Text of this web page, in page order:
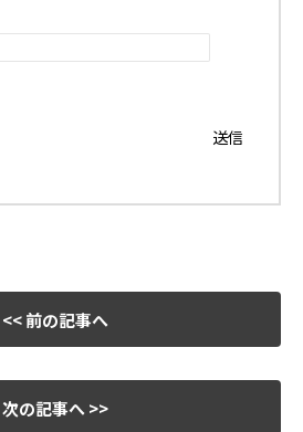
<< 前の記事へ
次の記事へ >>